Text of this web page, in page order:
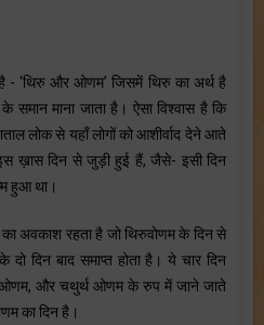
- ‘थिरु और ओणम’ जिसमें थिरु का अर्थ है
समान माना जाता है। ऐसा विश्वास है कि
लोक से यहाँ लोगों को आशीर्वाद देने आते
ख़ास दिन से जुड़ी हुई हैं, जैसे- इसी दिन
हुआ था।
अवकाश रहता है जो थिरुवोणम के दिन से
दिन बाद समाप्त होता है। ये चार दिन
ओणम, और चथुर्थ ओणम के रुप में जाने जाते
का दिन है।